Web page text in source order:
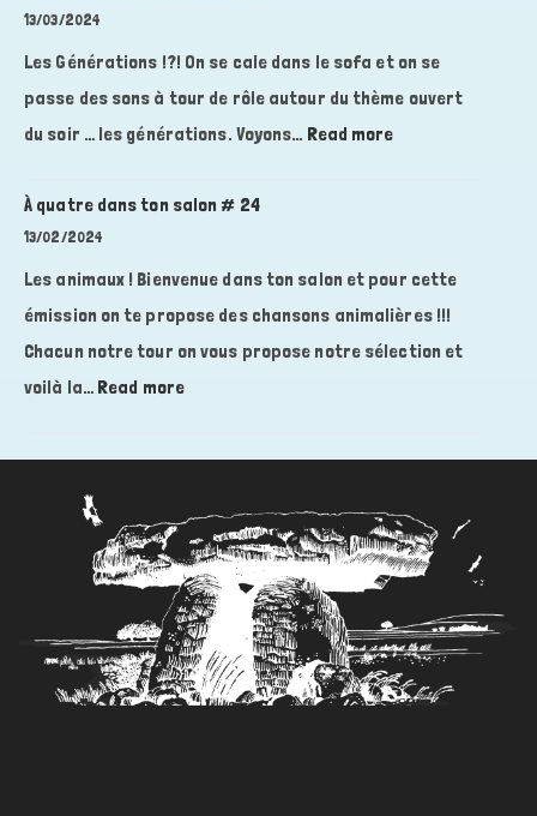
SALON
#26
13/03/2024
Les Générations !?! On se cale dans le sofa et on se
passe des sons à tour de rôle autour du thème ouvert
du soir … les générations. Voyons… Read more:
SALON
#
25
À quatre dans ton salon # 24
13/02/2024
Les animaux ! Bienvenue dans ton salon et pour cette
émission on te propose des chansons animalières !!!
Chacun notre tour on vous propose notre sélection et
voilà la… Read more:
salon
#
24